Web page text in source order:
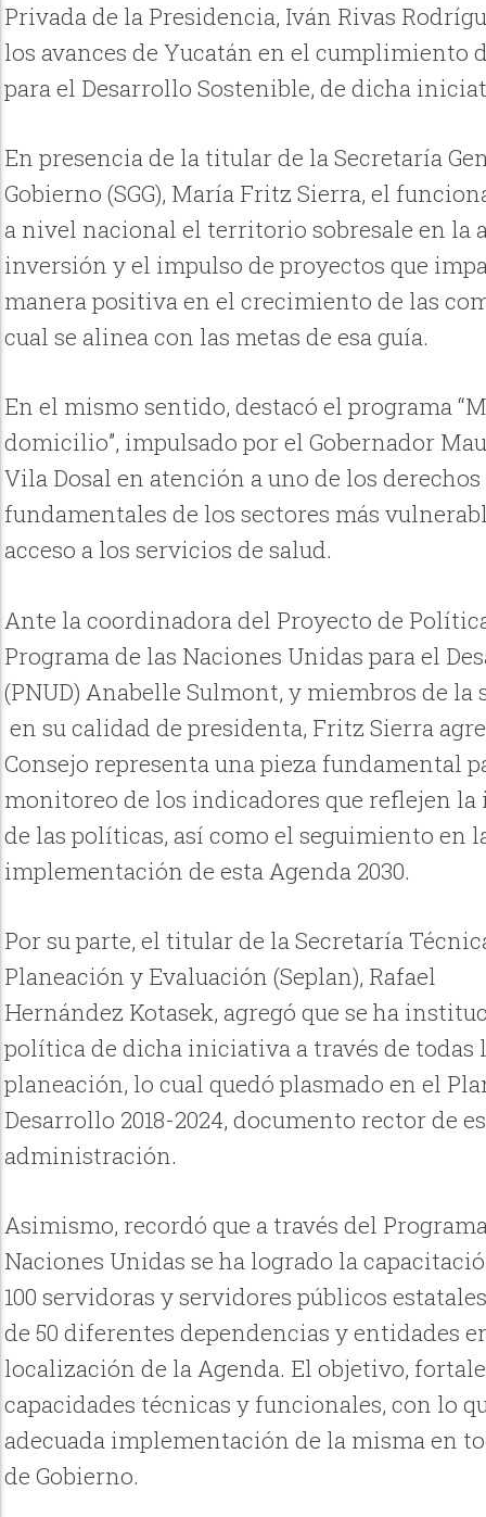
Privada de la Presidencia, Iván Rivas
los avances de Yucatán en el cumplimiento
para el Desarrollo Sostenible, de dicha
En presencia de la titular de la Secretaría
Gobierno (SGG), María Fritz Sierra, el
a nivel nacional el territorio sobresale en la
inversión y el impulso de proyectos que
manera positiva en el crecimiento de las
cual se alinea con las metas de esa guía.
En el mismo sentido, destacó el programa
domicilio”, impulsado por el Gobernador
Vila Dosal en atención a uno de los derechos
fundamentales de los sectores más
acceso a los servicios de salud.
Ante la coordinadora del Proyecto de
Programa de las Naciones Unidas para el
(PNUD) Anabelle Sulmont, y miembros de la
en su calidad de presidenta, Fritz Sierra
Consejo representa una pieza fundamental
monitoreo de los indicadores que reflejen
de las políticas, así como el seguimiento en
implementación de esta Agenda 2030.
Por su parte, el titular de la Secretaría
Planeación y Evaluación (Seplan), Rafael
Hernández Kotasek, agregó que se ha
política de dicha iniciativa a través de todas
planeación, lo cual quedó plasmado en el
Desarrollo 2018-2024, documento rector de
administración.
Asimismo, recordó que a través del
Naciones Unidas se ha logrado la
100 servidoras y servidores públicos
de 50 diferentes dependencias y entidades
localización de la Agenda. El objetivo,
capacidades técnicas y funcionales, con lo
adecuada implementación de la misma en
de Gobierno.